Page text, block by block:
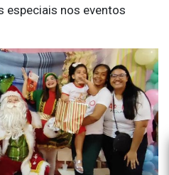
especiais nos eventos